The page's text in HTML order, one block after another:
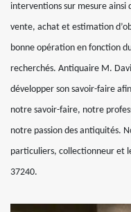
interventions sur mesure ainsi
vente, achat et estimation
bonne opération en fonction
recherchés. Antiquaire M.
développer son savoir-faire
notre savoir-faire, notre
notre passion des antiquités.
particuliers, collectionneur et
37240.